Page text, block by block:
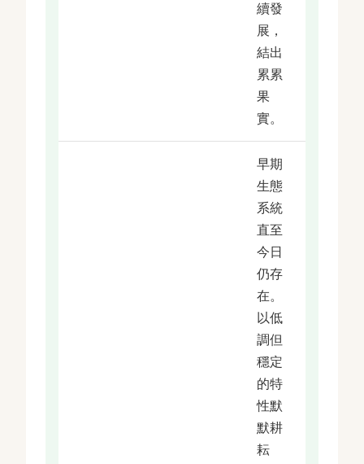
續發
展，
結出
累累
果
實。
早期
生態
系統
直至
今日
仍存
在。
以低
調但
穩定
的特
性默
默耕
耘